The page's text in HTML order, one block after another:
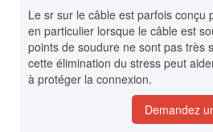
Le sr sur le câble est parfois conçu
en particulier lorsque le câble est
points de soudure ne sont pas très
cette élimination du stress peut
à protéger la connexion.
Demandez